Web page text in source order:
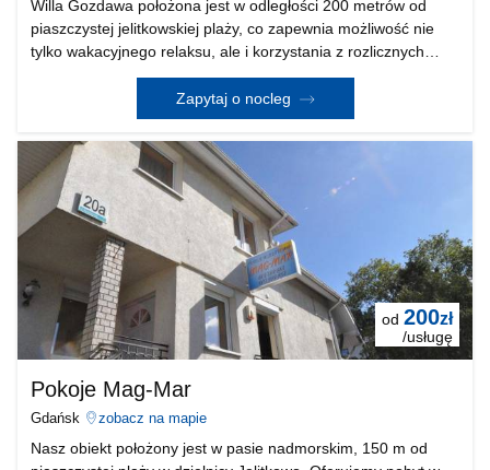
Willa Gozdawa położona jest w odległości 200 metrów od
piaszczystej jelitkowskiej plaży, co zapewnia możliwość nie
tylko wakacyjnego relaksu, ale i korzystania z rozlicznych
atrakcji Trójmiasta przez cały rok . Jelitkowo leży na granicy
Sopotu i Gdańska i ma świetne po
Zapytaj o nocleg
od 200zł
/usługę
Pokoje Mag-Mar
Gdańsk zobacz na mapie
Nasz obiekt położony jest w pasie nadmorskim, 150 m od